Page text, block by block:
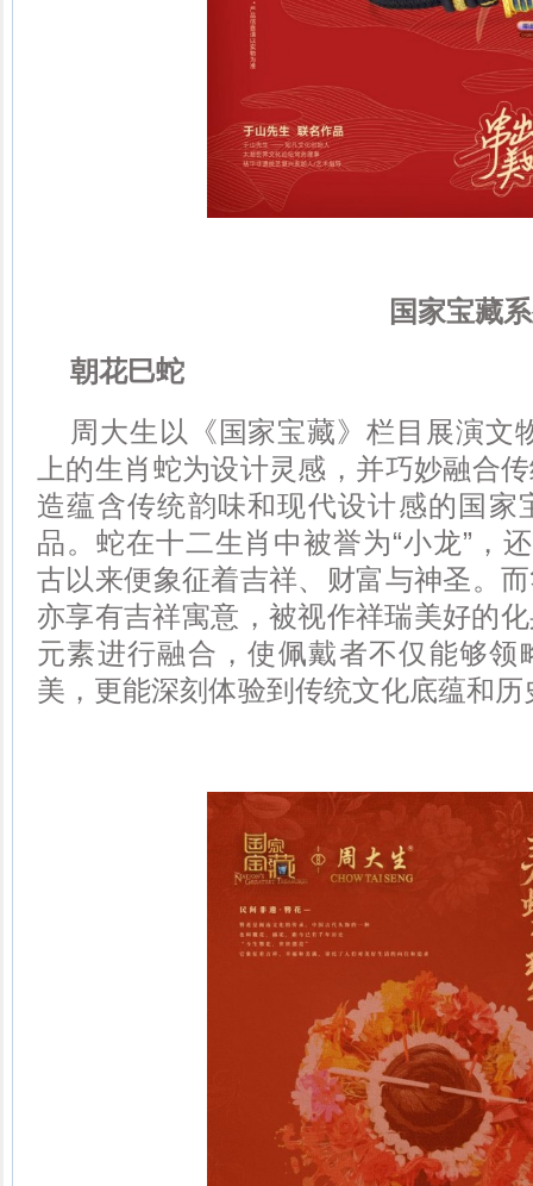
国家宝藏
朝花巳蛇
周大生以《国家宝藏》栏目展演
上的生肖蛇为设计灵感，并巧妙融合
造蕴含传统韵味和现代设计感的国家
品。蛇在十二生肖中被誉为“小龙”，
古以来便象征着吉祥、财富与神圣。
亦享有吉祥寓意，被视作祥瑞美好的
元素进行融合，使佩戴者不仅能够领
美，更能深刻体验到传统文化底蕴和历